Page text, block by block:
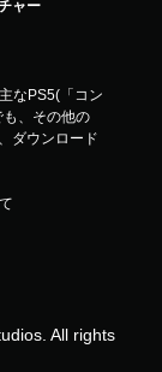
ャー
なPS5(「コン
、その他の
ダウンロード
All rights